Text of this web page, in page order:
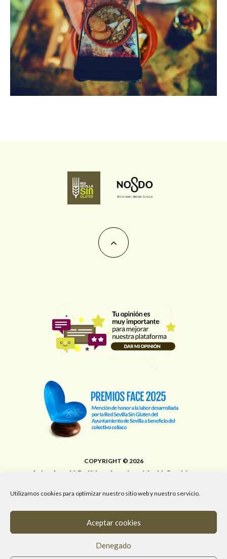
Utilizamos cookies para optimizar nuestro sitio web y nuestro servicio.
Aceptar cookies
Denegado
COPYRIGHT © 2026
Aviso legal| Política de privacidad | Cookies
T. 955 472 903 / M. 682 058 961 / #RedSevillaSinGluten